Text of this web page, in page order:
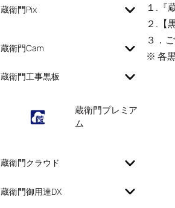
蔵衛門Pix
蔵衛門Cam
蔵衛門工事黒板
蔵衛門プレミア
ム
蔵衛門クラウド
蔵衛門御用達DX
１.『
２.【
３．
※ 各